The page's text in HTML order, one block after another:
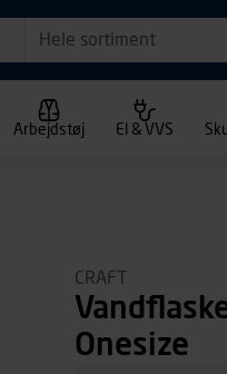
Hele sortiment
Arbejdstøj El & VVS
CRAFT
Onesize